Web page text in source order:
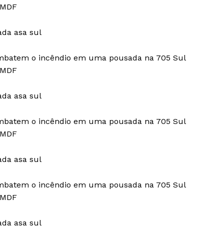
asa sul
o incêndio em uma pousada na 705 Sul
asa sul
o incêndio em uma pousada na 705 Sul
asa sul
o incêndio em uma pousada na 705 Sul
asa sul